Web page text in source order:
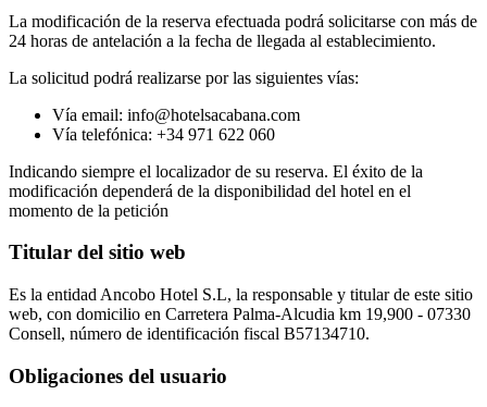
La modificación de la reserva efectuada podrá solicitarse con más de
24 horas de antelación a la fecha de llegada al establecimiento.
La solicitud podrá realizarse por las siguientes vías:
Vía email: info@hotelsacabana.com
Vía telefónica: +34 971 622 060
Indicando siempre el localizador de su reserva. El éxito de la
modificación dependerá de la disponibilidad del hotel en el
momento de la petición
Titular del sitio web
Es la entidad Ancobo Hotel S.L, la responsable y titular de este sitio
web, con domicilio en Carretera Palma-Alcudia km 19,900 - 07330
Consell, número de identificación fiscal B57134710.
Obligaciones del usuario